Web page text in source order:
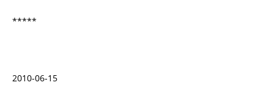
*****
2010-06-15